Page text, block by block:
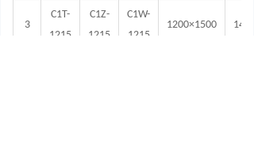
3
C1T-
1215
C1Z-
1215
C1W-
1215
1200×1500 1456